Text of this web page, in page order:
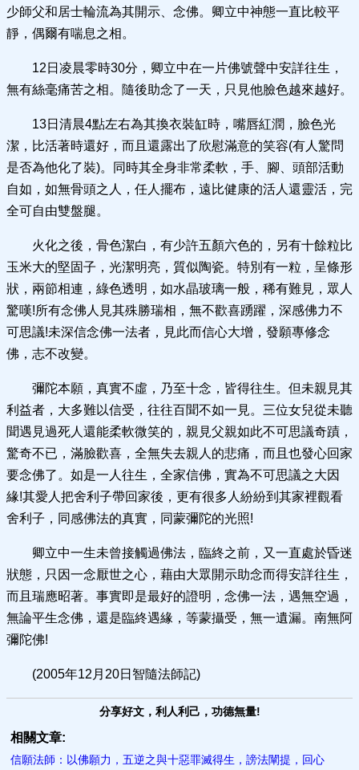
少師父和居士輪流為其開示、念佛。卿立中神態一直比較平
靜，偶爾有喘息之相。
12日凌晨零時30分，卿立中在一片佛號聲中安詳往生，
無有絲毫痛苦之相。隨後助念了一天，只見他臉色越來越好。
13日清晨4點左右為其換衣裝缸時，嘴唇紅潤，臉色光
潔，比活著時還好，而且還露出了欣慰滿意的笑容(有人驚問
是否為他化了裝)。同時其全身非常柔軟，手、腳、頭部活動
自如，如無骨頭之人，任人擺布，遠比健康的活人還靈活，完
全可自由雙盤腿。
火化之後，骨色潔白，有少許五顏六色的，另有十餘粒比
玉米大的堅固子，光潔明亮，質似陶瓷。特別有一粒，呈條形
狀，兩節相連，綠色透明，如水晶玻璃一般，稀有難見，眾人
驚嘆!所有念佛人見其殊勝瑞相，無不歡喜踴躍，深感佛力不
可思議!未深信念佛一法者，見此而信心大增，發願專修念
佛，志不改變。
彌陀本願，真實不虛，乃至十念，皆得往生。但未親見其
利益者，大多難以信受，往往百聞不如一見。三位女兒從未聽
聞遇見過死人還能柔軟微笑的，親見父親如此不可思議奇蹟，
驚奇不已，滿臉歡喜，全無失去親人的悲痛，而且也發心回家
要念佛了。如是一人往生，全家信佛，實為不可思議之大因
緣!其愛人把舍利子帶回家後，更有很多人紛紛到其家裡觀看
舍利子，同感佛法的真實，同蒙彌陀的光照!
卿立中一生未曾接觸過佛法，臨終之前，又一直處於昏迷
狀態，只因一念厭世之心，藉由大眾開示助念而得安詳往生，
而且瑞應昭著。事實即是最好的證明，念佛一法，遇無空過，
無論平生念佛，還是臨終遇緣，等蒙攝受，無一遺漏。南無阿
彌陀佛!
(2005年12月20日智隨法師記)
分享好文，利人利己，功德無量!
相關文章:
信願法師：以佛願力，五逆之與十惡罪滅得生，謗法闡提，回心